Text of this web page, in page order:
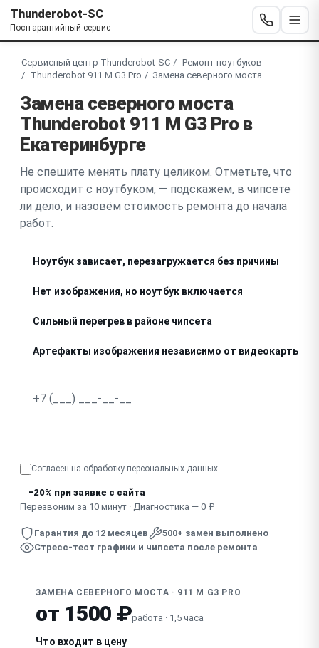
Thunderobot-SC
Постгарантийный сервис
Сервисный центр Thunderobot-SC
Ремонт ноутбуков
Thunderobot 911 M G3 Pro
Замена северного моста
Замена северного моста
Thunderobot 911 M G3 Pro в
Екатеринбурге
Не спешите менять плату целиком. Отметьте, что
происходит с ноутбуком, — подскажем, в чипсете
ли дело, и назовём стоимость ремонта до начала
работ.
Ноутбук зависает, перезагружается без причины
Нет изображения, но ноутбук включается
Сильный перегрев в районе чипсета
Артефакты изображения независимо от видеокарты
Согласен на обработку персональных данных
−20% при заявке с сайта
Перезвоним за 10 минут · Диагностика — 0 ₽
Гарантия до 12 месяцев
500+ замен выполнено
Стресс-тест графики и чипсета после ремонта
ЗАМЕНА СЕВЕРНОГО МОСТА · 911 M G3 PRO
от 1500 ₽работа · 1,5 часа
Что входит в цену